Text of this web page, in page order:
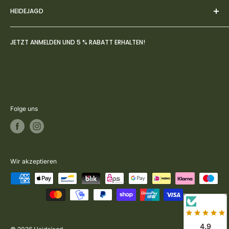
AGBs
Datenschutz
Widerruf
HEIDEJAGD
Über uns
FAQs
JETZT ANMELDEN UND 5 % RABATT ERHALTEN!
Folge uns
Wir akzeptieren
4.9